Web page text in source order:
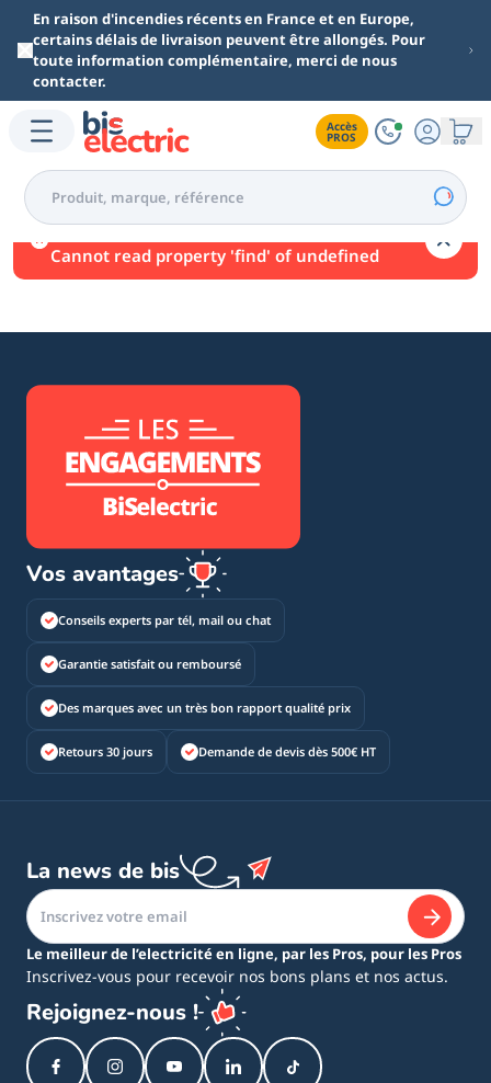
Aller au contenu principal
En raison d'incendies récents en France et en Europe,
certains délais de livraison peuvent être allongés. Pour
toute information complémentaire, merci de nous
contacter.
Accès
PROS
Une erreur est survenue.
Cannot read property 'find' of undefined
Vos avantages
Conseils experts par tél, mail ou chat
Garantie satisfait ou remboursé
Des marques avec un très bon rapport qualité prix
Retours 30 jours Demande de devis dès 500€ HT
La news de bis
Le meilleur de l’electricité en ligne, par les Pros, pour les Pros
Inscrivez-vous pour recevoir nos bons plans et nos actus.
Rejoignez-nous !